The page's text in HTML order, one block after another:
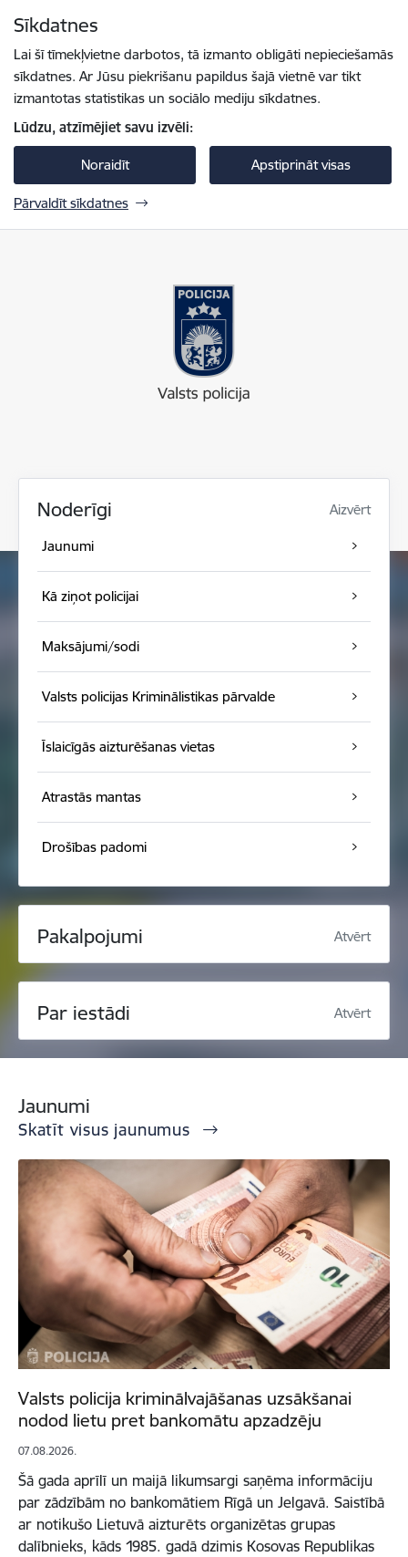
Sīkdatnes
Lai šī tīmekļvietne darbotos, tā izmanto obligāti nepieciešamās
sīkdatnes. Ar Jūsu piekrišanu papildus šajā vietnē var tikt
izmantotas statistikas un sociālo mediju sīkdatnes.
Lūdzu, atzīmējiet savu izvēli:
Noraidīt Apstiprināt visas
Pārvaldīt sīkdatnes
Noderīgi Aizvērt
Jaunumi
Kā ziņot policijai
Maksājumi/sodi
Valsts policijas Kriminālistikas pārvalde
Īslaicīgās aizturēšanas vietas
Atrastās mantas
Drošības padomi
Pakalpojumi Atvērt
Par iestādi Atvērt
Jaunumi
Skatīt visus jaunumus
Valsts policija kriminālvajāšanas uzsākšanai
nodod lietu pret bankomātu apzadzēju
07.08.2026.
Šā gada aprīlī un maijā likumsargi saņēma informāciju
par zādzībām no bankomātiem Rīgā un Jelgavā. Saistībā
ar notikušo Lietuvā aizturēts organizētas grupas
dalībnieks, kāds 1985. gadā dzimis Kosovas Republikas